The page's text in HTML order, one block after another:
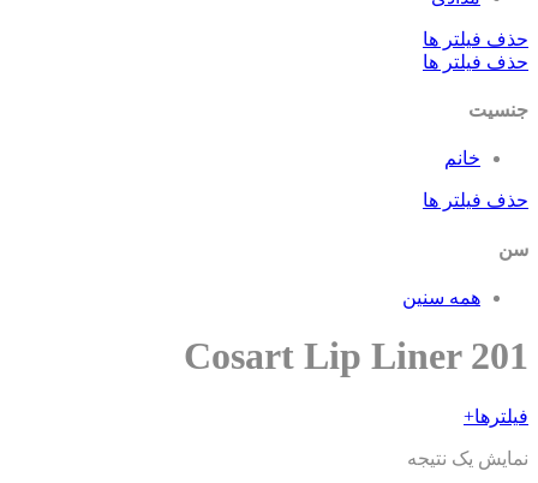
فیلتر ها
فیلتر ها
خانم
فیلتر ها
همه سنین
Cosart Lip Liner
+
یک نتیجه